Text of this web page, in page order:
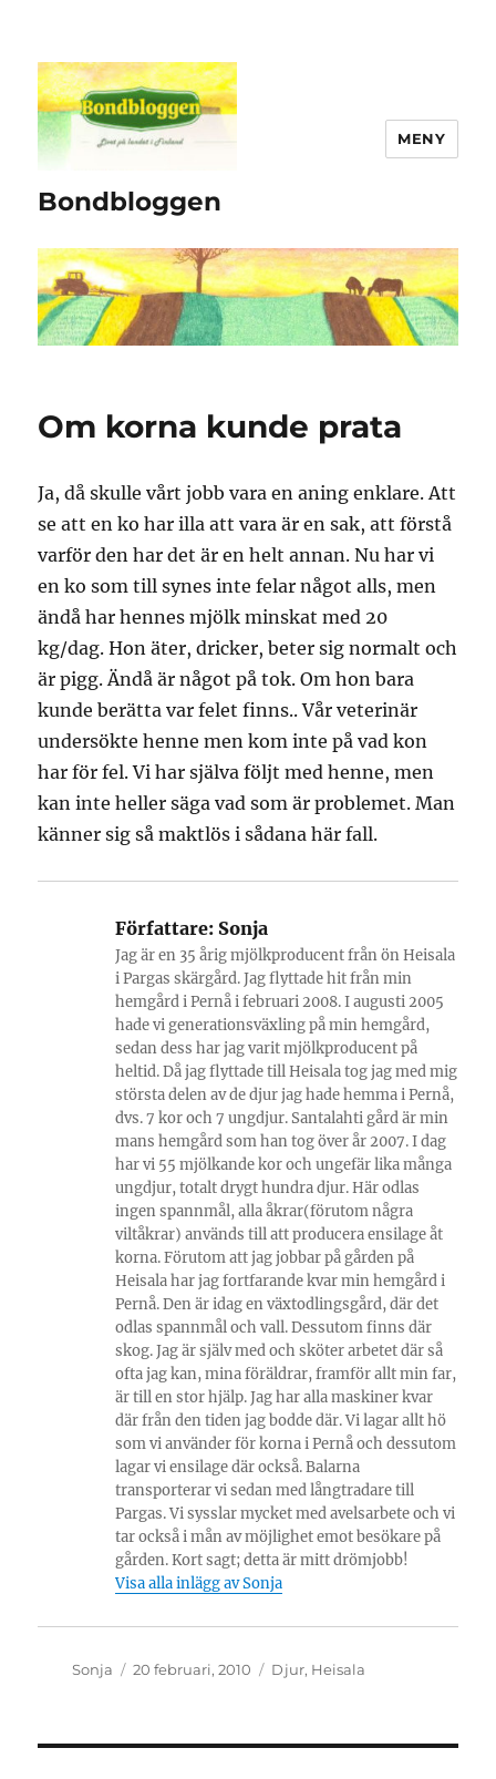
Bondbloggen
MENY
Om korna kunde prata
Ja, då skulle vårt jobb vara en aning enklare. Att
se att en ko har illa att vara är en sak, att förstå
varför den har det är en helt annan. Nu har vi
en ko som till synes inte felar något alls, men
ändå har hennes mjölk minskat med 20
kg/dag. Hon äter, dricker, beter sig normalt och
är pigg. Ändå är något på tok. Om hon bara
kunde berätta var felet finns.. Vår veterinär
undersökte henne men kom inte på vad kon
har för fel. Vi har själva följt med henne, men
kan inte heller säga vad som är problemet. Man
känner sig så maktlös i sådana här fall.
Författare: Sonja
Jag är en 35 årig mjölkproducent från ön Heisala
i Pargas skärgård. Jag flyttade hit från min
hemgård i Pernå i februari 2008. I augusti 2005
hade vi generationsväxling på min hemgård,
sedan dess har jag varit mjölkproducent på
heltid. Då jag flyttade till Heisala tog jag med mig
största delen av de djur jag hade hemma i Pernå,
dvs. 7 kor och 7 ungdjur. Santalahti gård är min
mans hemgård som han tog över år 2007. I dag
har vi 55 mjölkande kor och ungefär lika många
ungdjur, totalt drygt hundra djur. Här odlas
ingen spannmål, alla åkrar(förutom några
viltåkrar) används till att producera ensilage åt
korna. Förutom att jag jobbar på gården på
Heisala har jag fortfarande kvar min hemgård i
Pernå. Den är idag en växtodlingsgård, där det
odlas spannmål och vall. Dessutom finns där
skog. Jag är själv med och sköter arbetet där så
ofta jag kan, mina föräldrar, framför allt min far,
är till en stor hjälp. Jag har alla maskiner kvar
där från den tiden jag bodde där. Vi lagar allt hö
som vi använder för korna i Pernå och dessutom
lagar vi ensilage där också. Balarna
transporterar vi sedan med långtradare till
Pargas. Vi sysslar mycket med avelsarbete och vi
tar också i mån av möjlighet emot besökare på
gården. Kort sagt; detta är mitt drömjobb!
Visa alla inlägg av Sonja
Författare
Sonja
Publicerat
20 februari, 2010 Kategorier
Djur, Heisala